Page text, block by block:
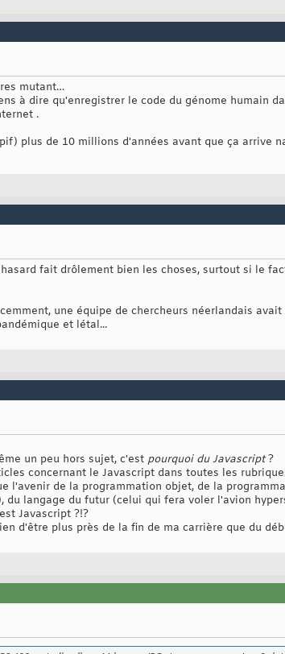
mutant…
à dire qu'enregistrer le code du génome humain
.
plus de 10 millions d'années avant que ça arrive
fait drôlement bien les choses, surtout si le
une équipe de chercheurs néerlandais
et létal...
un peu hors sujet, c'est pourquoi du Javascript?
concernant le Javascript dans toutes les
l'avenir de la programmation objet, de la
du langage du futur (celui qui fera voler l'avion
Javascript ?!?
d'être plus près de la fin de ma carrière que du